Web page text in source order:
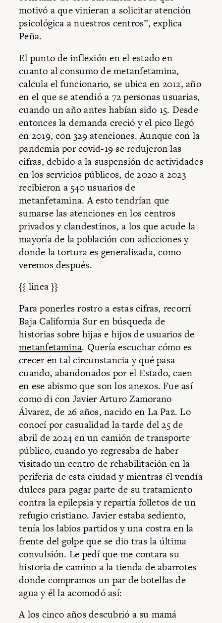
motivó a que vinieran a solicitar atención
psicológica a nuestros centros”, explica
Peña.
El punto de inflexión en el estado en
cuanto al consumo de metanfetamina,
calcula el funcionario, se ubica en 2012, año
en el que se atendió a 72 personas usuarias,
cuando un año antes habían sido 15. Desde
entonces la demanda creció y el pico llegó
en 2019, con 329 atenciones. Aunque con la
pandemia por covid-19 se redujeron las
cifras, debido a la suspensión de actividades
en los servicios públicos, de 2020 a 2023
recibieron a 540 usuarios de
metanfetamina. A esto tendrían que
sumarse las atenciones en los centros
privados y clandestinos, a los que acude la
mayoría de la población con adicciones y
donde la tortura es generalizada, como
veremos después.
{{ linea }}
Para ponerles rostro a estas cifras, recorrí
Baja California Sur en búsqueda de
historias sobre hijas e hijos de usuarios de
metanfetamina. Quería escuchar cómo es
crecer en tal circunstancia y qué pasa
cuando, abandonados por el Estado, caen
en ese abismo que son los anexos. Fue así
como di con Javier Arturo Zamorano
Álvarez, de 26 años, nacido en La Paz. Lo
conocí por casualidad la tarde del 25 de
abril de 2024 en un camión de transporte
público, cuando yo regresaba de haber
visitado un centro de rehabilitación en la
periferia de esta ciudad y mientras él vendía
dulces para pagar parte de su tratamiento
contra la epilepsia y repartía folletos de un
refugio cristiano. Javier estaba sediento,
tenía los labios partidos y una costra en la
frente del golpe que se dio tras la última
convulsión. Le pedí que me contara su
historia de camino a la tienda de abarrotes
donde compramos un par de botellas de
agua y él la acomodó así:
A los cinco años descubrió a su mamá